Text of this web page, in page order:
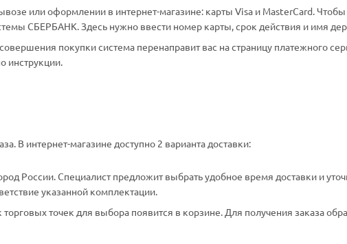
или оформлении в интернет-магазине: карты Visa и MasterCard. Чтобы
СБЕРБАНК. Здесь нужно ввести номер карты, срок действия и имя
покупки система перенаправит вас на страницу платежного
инструкции.
В интернет-магазине доступно 2 варианта доставки:
России. Специалист предложит выбрать удобное время доставки и
указанной комплектации.
точек для выбора появится в корзине. Для получения заказа